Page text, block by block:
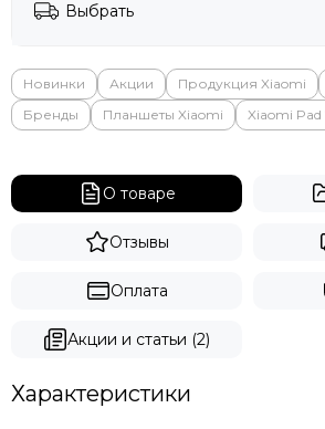
ZTE
Выбрать
Новинки Акции Продукция Xiaomi
Бренды
Планшеты Xiaomi Xiaomi Pad
О товаре
Отзывы
Оплата
Акции и статьи (2)
Характеристики